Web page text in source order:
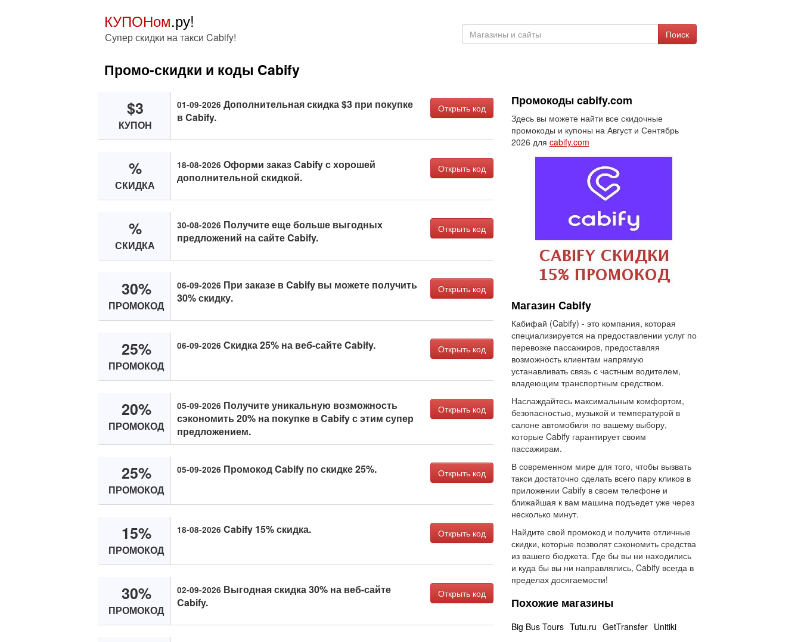
КУПОНом.ру!
Супер скидки на такси Cabify! Поиск
Промо-скидки и коды Cabify
$3
КУПОН
01-09-2026 Дополнительная скидка $3 при покупке
в Cabify.
Открыть код
%
СКИДКА
18-08-2026 Оформи заказ Cabify с хорошей
дополнительной скидкой.
Открыть код
%
СКИДКА
30-08-2026 Получите еще больше выгодных
предложений на сайте Cabify.
Открыть код
30%
ПРОМОКОД
06-09-2026 При заказе в Cabify вы можете получить
30% скидку.
Открыть код
25%
ПРОМОКОД
06-09-2026 Скидка 25% на веб-сайте Cabify. Открыть код
20%
ПРОМОКОД
05-09-2026 Получите уникальную возможность
сэкономить 20% на покупке в Cabify с этим супер
предложением.
Открыть код
25%
ПРОМОКОД
05-09-2026 Промокод Cabify по скидке 25%. Открыть код
15%
ПРОМОКОД
18-08-2026 Cabify 15% скидка. Открыть код
30%
ПРОМОКОД
02-09-2026 Выгодная скидка 30% на веб-сайте
Cabify.
Открыть код
Промокоды cabify.com
Здесь вы можете найти все скидочные
промокоды и купоны на Август и Сентябрь
2026 для cabify.com
Магазин Cabify
Кабифай (Cabify) - это компания, которая
специализируется на предоставлении услуг по
перевозке пассажиров, предоставляя
возможность клиентам напрямую
устанавливать связь с частным водителем,
владеющим транспортным средством.
Наслаждайтесь максимальным комфортом,
безопасностью, музыкой и температурой в
салоне автомобиля по вашему выбору,
которые Cabify гарантирует своим
пассажирам.
В современном мире для того, чтобы вызвать
такси достаточно сделать всего пару кликов в
приложении Cabify в своем телефоне и
ближайшая к вам машина подъедет уже через
несколько минут.
Найдите свой промокод и получите отличные
скидки, которые позволят сэкономить средства
из вашего бюджета. Где бы вы ни находились
и куда бы вы ни направлялись, Cabify всегда в
пределах досягаемости!
Похожие магазины
Big Bus Tours Tutu.ru GetTransfer Unitiki